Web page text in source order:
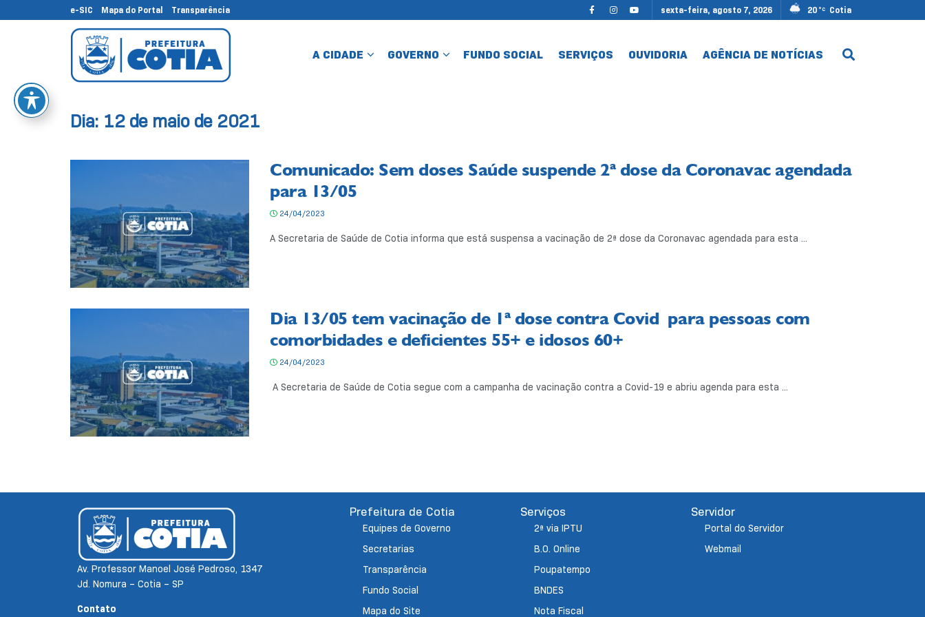
e-SIC Mapa do Portal Transparência sexta-feira, agosto 7, 2026 20 °C Cotia
A CIDADE GOVERNO FUNDO SOCIAL SERVIÇOS OUVIDORIA AGÊNCIA DE NOTÍCIAS
Dia: 12 de maio de 2021
Comunicado: Sem doses Saúde suspende 2ª dose da Coronavac agendada
para 13/05
24/04/2023
A Secretaria de Saúde de Cotia informa que está suspensa a vacinação de 2ª dose da Coronavac agendada para esta ...
Dia 13/05 tem vacinação de 1ª dose contra Covid para pessoas com
comorbidades e deficientes 55+ e idosos 60+
24/04/2023
A Secretaria de Saúde de Cotia segue com a campanha de vacinação contra a Covid-19 e abriu agenda para esta ...
Av. Professor Manoel José Pedroso, 1347
Jd. Nomura – Cotia – SP
Contato
Prefeitura de Cotia
Equipes de Governo
Secretarias
Transparência
Fundo Social
Mapa do Site
Serviços
2ª via IPTU
B.O. Online
Poupatempo
BNDES
Nota Fiscal
Servidor
Portal do Servidor
Webmail